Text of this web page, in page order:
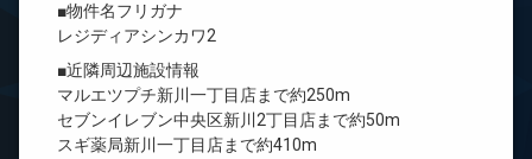
■物件名フリガナ
レジディアシンカワ2
■近隣周辺施設情報
マルエツプチ新川一丁目店まで約250m
セブンイレブン中央区新川2丁目店まで約50m
スギ薬局新川一丁目店まで約410m